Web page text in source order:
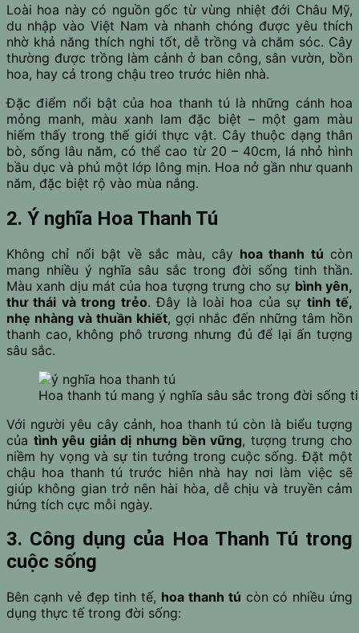
Loài hoa này có nguồn gốc từ vùng nhiệt đới Châu Mỹ,
du nhập vào Việt Nam và nhanh chóng được yêu thích
nhờ khả năng thích nghi tốt, dễ trồng và chăm sóc. Cây
thường được trồng làm cảnh ở ban công, sân vườn, bồn
hoa, hay cả trong chậu treo trước hiên nhà.
Đặc điểm nổi bật của hoa thanh tú là những cánh hoa
mỏng manh, màu xanh lam đặc biệt – một gam màu
hiếm thấy trong thế giới thực vật. Cây thuộc dạng thân
bò, sống lâu năm, có thể cao từ 20 – 40cm, lá nhỏ hình
bầu dục và phủ một lớp lông mịn. Hoa nở gần như quanh
năm, đặc biệt rộ vào mùa nắng.
2. Ý nghĩa Hoa Thanh Tú
Không chỉ nổi bật về sắc màu, cây hoa thanh tú còn
mang nhiều ý nghĩa sâu sắc trong đời sống tinh thần.
Màu xanh dịu mát của hoa tượng trưng cho sự bình yên,
thư thái và trong trẻo. Đây là loài hoa của sự tinh tế,
nhẹ nhàng và thuần khiết, gợi nhắc đến những tâm hồn
thanh cao, không phô trương nhưng đủ để lại ấn tượng
sâu sắc.
Hoa thanh tú mang ý nghĩa sâu sắc trong đời sống
Với người yêu cây cảnh, hoa thanh tú còn là biểu tượng
của tình yêu giản dị nhưng bền vững, tượng trưng cho
niềm hy vọng và sự tin tưởng trong cuộc sống. Đặt một
chậu hoa thanh tú trước hiên nhà hay nơi làm việc sẽ
giúp không gian trở nên hài hòa, dễ chịu và truyền cảm
hứng tích cực mỗi ngày.
3. Công dụng của Hoa Thanh Tú trong
cuộc sống
Bên cạnh vẻ đẹp tinh tế, hoa thanh tú còn có nhiều ứng
dụng thực tế trong đời sống: